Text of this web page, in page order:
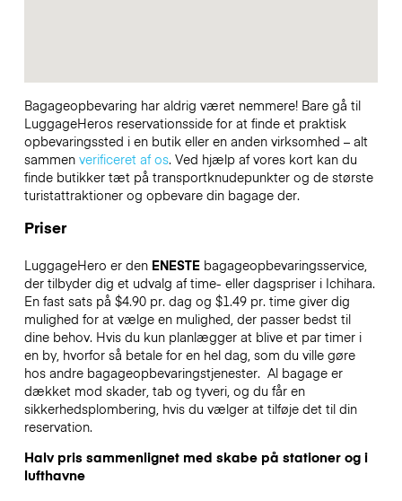
Bagageopbevaring har aldrig været nemmere! Bare gå til
LuggageHeros reservationsside for at finde et praktisk
opbevaringssted i en butik eller en anden virksomhed – alt
sammen verificeret af os. Ved hjælp af vores kort kan du
finde butikker tæt på transportknudepunkter og de største
turistattraktioner og opbevare din bagage der.
Priser
LuggageHero er den ENESTEbagageopbevaringsservice,
der tilbyder dig et udvalg af time- eller dagspriser i Ichihara.
En fast sats på $4.90 pr. dag og $1.49 pr. time giver dig
mulighed for at vælge en mulighed, der passer bedst til
dine behov. Hvis du kun planlægger at blive et par timer i
en by, hvorfor så betale for en hel dag, som du ville gøre
hos andre bagageopbevaringstjenester. Al bagage er
dækket mod skader, tab og tyveri, og du får en
sikkerhedsplombering, hvis du vælger at tilføje det til din
reservation.
Halv pris sammenlignet med skabe på stationer og i
lufthavne